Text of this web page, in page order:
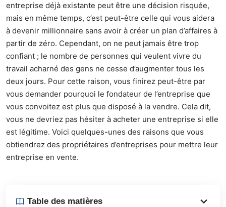
entreprise déjà existante peut être une décision risquée,
mais en même temps, c’est peut-être celle qui vous aidera
à devenir millionnaire sans avoir à créer un plan d’affaires à
partir de zéro. Cependant, on ne peut jamais être trop
confiant ; le nombre de personnes qui veulent vivre du
travail acharné des gens ne cesse d’augmenter tous les
deux jours. Pour cette raison, vous finirez peut-être par
vous demander pourquoi le fondateur de l’entreprise que
vous convoitez est plus que disposé à la vendre. Cela dit,
vous ne devriez pas hésiter à acheter une entreprise si elle
est légitime. Voici quelques-unes des raisons que vous
obtiendrez des propriétaires d’entreprises pour mettre leur
entreprise en vente.
Table des matières